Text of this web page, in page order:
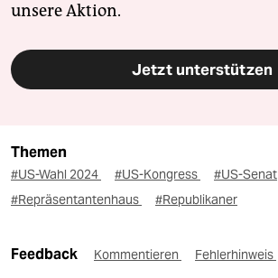
unsere Aktion.
Jetzt unterstützen
Themen
#US-Wahl 2024 #US-Kongress
#US-Senat
#Repräsentantenhaus
#Republikaner
Feedback Kommentieren Fehlerhinweis